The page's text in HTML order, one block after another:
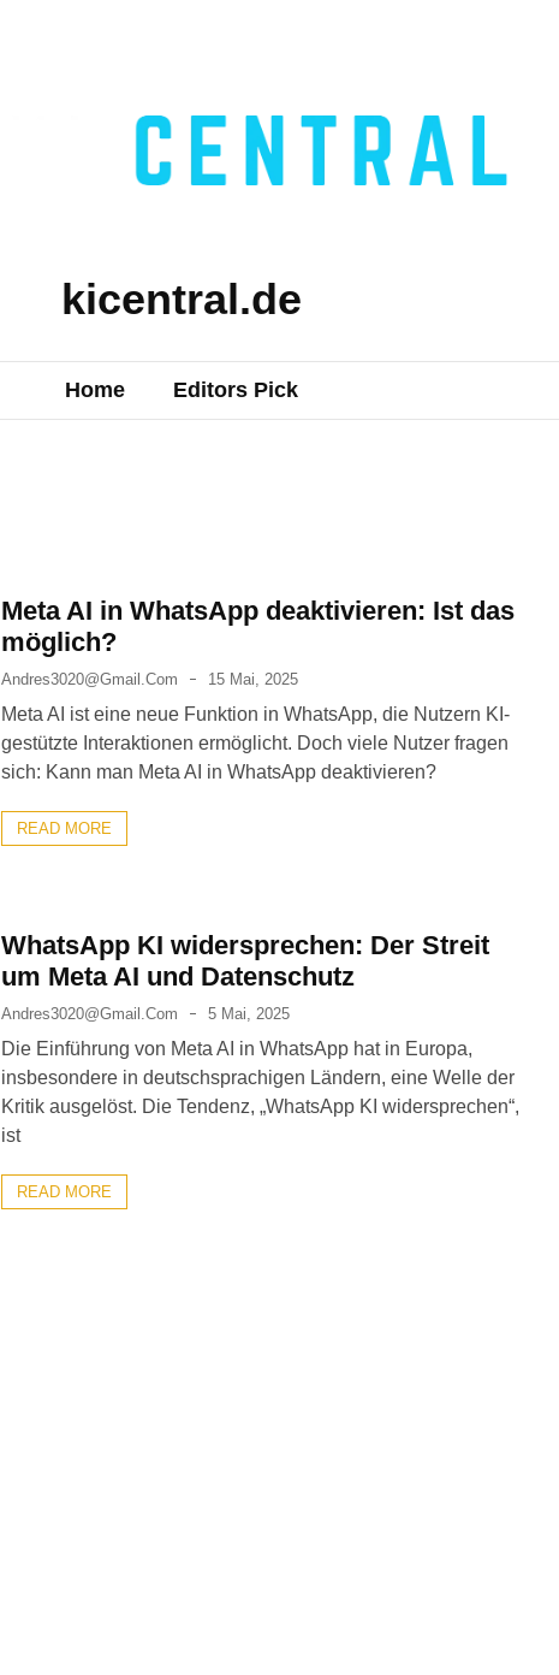
kicentral.de
Home Editors Pick
Meta AI in WhatsApp deaktivieren: Ist das
möglich?
Andres3020@gmail.com 15 Mai, 2025
Meta AI ist eine neue Funktion in WhatsApp, die Nutzern KI-
gestützte Interaktionen ermöglicht. Doch viele Nutzer fragen
sich: Kann man Meta AI in WhatsApp deaktivieren?
READ MORE
WhatsApp KI widersprechen: Der Streit
um Meta AI und Datenschutz
Andres3020@gmail.com 5 Mai, 2025
Die Einführung von Meta AI in WhatsApp hat in Europa,
insbesondere in deutschsprachigen Ländern, eine Welle der
Kritik ausgelöst. Die Tendenz, „WhatsApp KI widersprechen“,
ist
READ MORE